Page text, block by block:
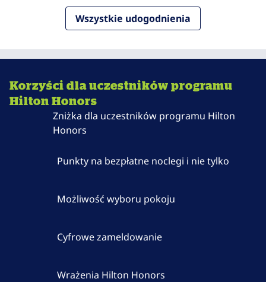
Wszystkie udogodnienia
Korzyści dla uczestników programu
Hilton Honors
Zniżka dla uczestników programu Hilton
Honors
Punkty na bezpłatne noclegi i nie tylko
Możliwość wyboru pokoju
Cyfrowe zameldowanie
Wrażenia Hilton Honors